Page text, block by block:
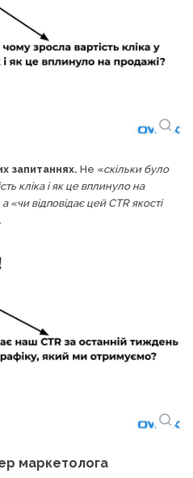
запитаннях. Не «скільки було
кліка і як це вплинуло на
«чи відповідає цей CTR якості
маркетолога